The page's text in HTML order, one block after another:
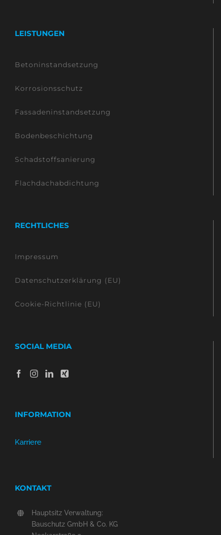
LEISTUNGEN
Betoninstandsetzung
Korrosionsschutz
Fassadeninstandsetzung
Bodenbeschichtung
Schadstoffsanierung
Flachdachabdichtung
RECHTLICHES
Impressum
Datenschutzerklärung (EU)
Cookie-Richtlinie (EU)
SOCIAL MEDIA
INFORMATION
Karriere
KONTAKT
Hauptsitz Verwaltung:
Bauschutz GmbH & Co. KG